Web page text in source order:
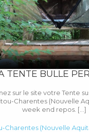
TENTE BULLE
sur le site votre Tente
Charentes (Nouvelle
week end repos. […]
Charentes (Nouvelle